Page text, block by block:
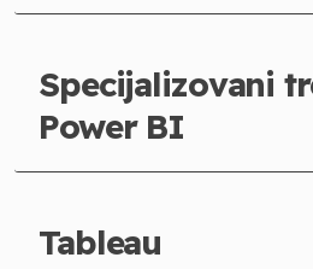
Specijalizovani
Power BI
Tableau